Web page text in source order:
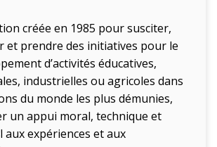
créée en 1985 pour susciter,
et prendre des initiatives pour le
d’activités éducatives,
industrielles ou agricoles dans
du monde les plus démunies,
un appui moral, technique et
aux expériences et aux